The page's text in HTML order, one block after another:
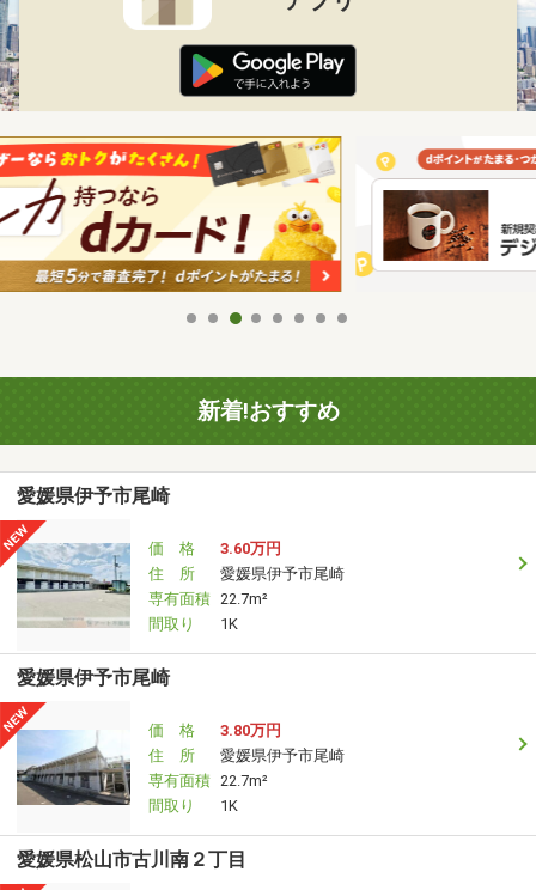
新着!おすすめ
愛媛県伊予市尾崎
価 格
3.60万円
住 所
愛媛県伊予市尾崎
専有面積 22.7m²
間取り
1K
愛媛県伊予市尾崎
価 格
3.80万円
住 所
愛媛県伊予市尾崎
専有面積 22.7m²
間取り
1K
愛媛県松山市古川南２丁目